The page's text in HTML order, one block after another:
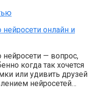
онлайн и
— вопрос,
когда так хочется
или удивить друзей
нейросетей…